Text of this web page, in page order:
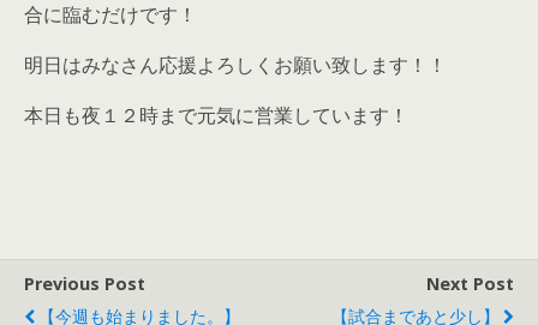
合に臨むだけです！
明日はみなさん応援よろしくお願い致します！！
本日も夜１２時まで元気に営業しています！
Previous Post
【今週も始まりました。】
Next Post
【試合まであと少し】